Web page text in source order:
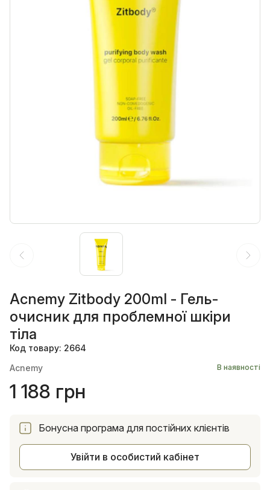
Acnemy Zitbody 200ml - Гель-
очисник для проблемної шкіри
тіла
Код товару: 2664
Acnemy
В наявності
1 188 грн
Бонусна програма для постійних клієнтів
Увійти в особистий кабінет